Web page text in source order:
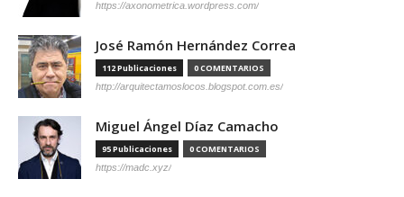
https://axonometrica.wordpress.com/
José Ramón Hernández Correa
112 Publicaciones 0 COMENTARIOS
http://arquitectamoslocos.blogspot.com.es/
Miguel Ángel Díaz Camacho
95 Publicaciones 0 COMENTARIOS
https://madc.xyz/